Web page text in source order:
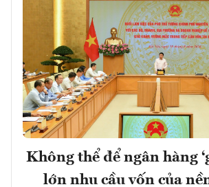
Không thể để ngân hàng
lớn nhu cầu vốn của